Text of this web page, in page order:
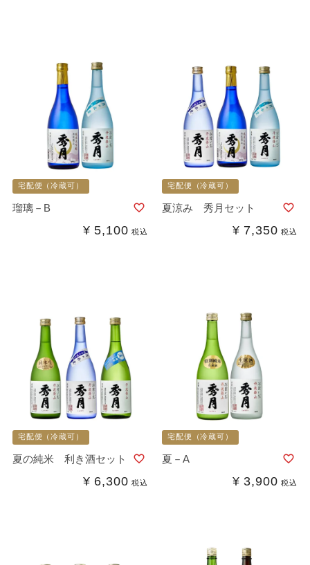
宅配便（冷蔵可）
瑠璃－B
¥ 5,100 税込
宅配便（冷蔵可）
夏涼み 秀月セット
¥ 7,350 税込
宅配便（冷蔵可）
夏の純米 利き酒セット
¥ 6,300 税込
宅配便（冷蔵可）
夏－A
¥ 3,900 税込